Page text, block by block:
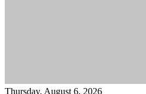
Thursday, August 6, 2026